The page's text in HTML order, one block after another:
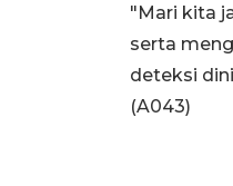
"Mari kita
serta
deteksi
(A043)